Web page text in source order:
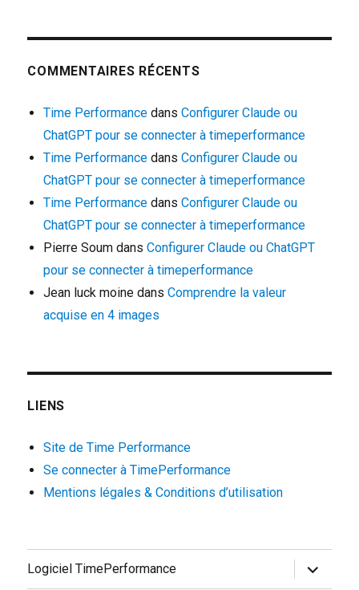
COMMENTAIRES RÉCENTS
Time Performance dansConfigurer Claude ou
ChatGPT pour se connecter à timeperformance
Time Performance dansConfigurer Claude ou
ChatGPT pour se connecter à timeperformance
Time Performance dansConfigurer Claude ou
ChatGPT pour se connecter à timeperformance
Pierre Soum dansConfigurer Claude ou ChatGPT
pour se connecter à timeperformance
Jean luck moine dansComprendre la valeur
acquise en 4 images
LIENS
Site de Time Performance
Se connecter à TimePerformance
Mentions légales & Conditions d’utilisation
Logiciel TimePerformance
ouvrir
le